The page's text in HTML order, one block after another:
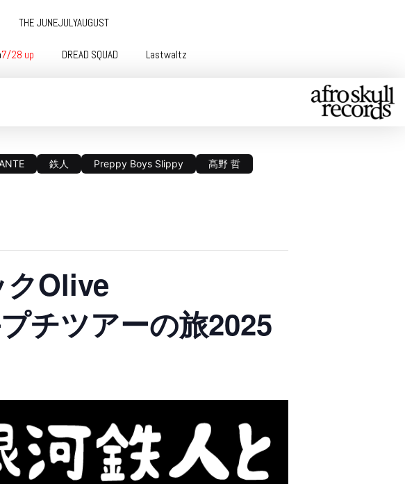
THE JUNEJULYAUGUST
7/28 up DREAD SQUAD Lastwaltz
鉄人 Preppy Boys Slippy 髙野 哲
クOlive
チツアーの旅2025